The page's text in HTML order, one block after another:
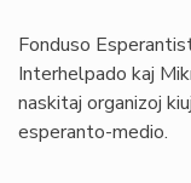
Fonduso
Interhelpado kaj
naskitaj organizoj
esperanto-medio.